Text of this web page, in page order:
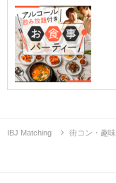
IBJ Matching 街コン・趣